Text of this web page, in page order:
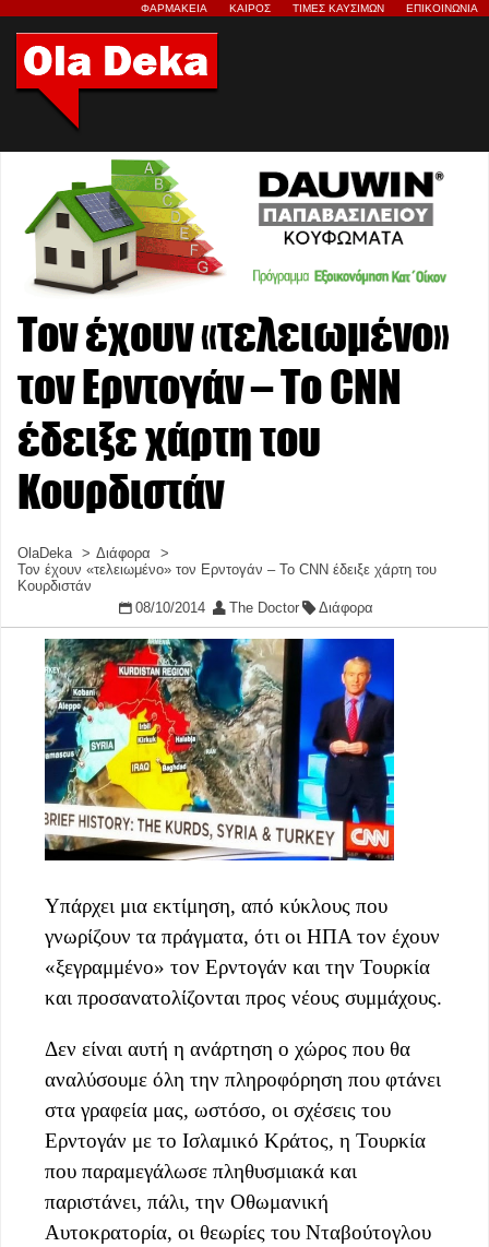
ΦΑΡΜΑΚΕΙΑ ΚΑΙΡΟΣ ΤΙΜΕΣ ΚΑΥΣΙΜΩΝ ΕΠΙΚΟΙΝΩΝΙΑ
Τον έχουν «τελειωμένο»
τον Ερντογάν – Το CNN
έδειξε χάρτη του
Κουρδιστάν
OlaDeka
Διάφορα
Τον έχουν «τελειωμένο» τον Ερντογάν – Το CNN έδειξε χάρτη του
Κουρδιστάν
08/10/2014
The Doctor Διάφορα
Υπάρχει μια εκτίμηση, από κύκλους που
γνωρίζουν τα πράγματα, ότι οι ΗΠΑ τον έχουν
«ξεγραμμένο» τον Ερντογάν και την Τουρκία
και προσανατολίζονται προς νέους συμμάχους.
Δεν είναι αυτή η ανάρτηση ο χώρος που θα
αναλύσουμε όλη την πληροφόρηση που φτάνει
στα γραφεία μας, ωστόσο, οι σχέσεις του
Ερντογάν με το Ισλαμικό Κράτος, η Τουρκία
που παραμεγάλωσε πληθυσμιακά και
παριστάνει, πάλι, την Οθωμανική
Αυτοκρατορία, οι θεωρίες του Νταβούτογλου